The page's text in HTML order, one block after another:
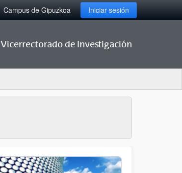
Campus de Gipuzkoa Iniciar sesión
Vicerrectorado de Investigación